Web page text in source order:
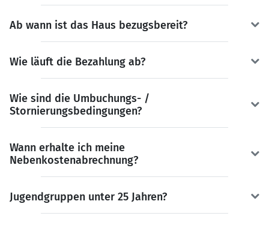
Ab wann ist das Haus bezugsbereit?
Wie läuft die Bezahlung ab?
Wie sind die Umbuchungs- /
Stornierungsbedingungen?
Wann erhalte ich meine
Nebenkostenabrechnung?
Jugendgruppen unter 25 Jahren?